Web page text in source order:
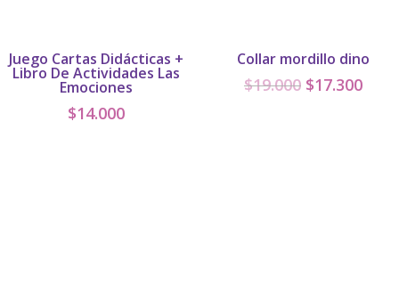
Juego Cartas Didácticas +
Libro De Actividades Las
Emociones
$14.000
Collar mordillo dino
$19.000 El
$17.300El